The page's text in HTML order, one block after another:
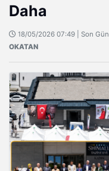
Daha
18/05/2026 07:49 | Son
OKATAN